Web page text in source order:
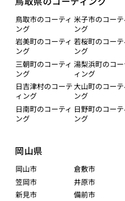
鳥取市のコーティ
ング
米子市のコーテ
ング
岩美町のコーティ
ング
若桜町のコーテ
ング
三朝町のコーティ
ング
湯梨浜町のコー
ィング
日吉津村のコーテ
ィング
大山町のコーテ
ング
日南町のコーティ
ング
日野町のコーテ
ング
岡山県
岡山市 倉敷市
笠岡市
井原市
新見市
備前市